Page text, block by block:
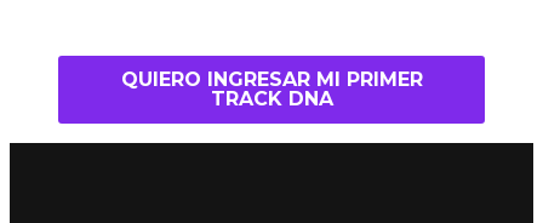
QUIERO INGRESAR MI PRIMER
TRACK DNA